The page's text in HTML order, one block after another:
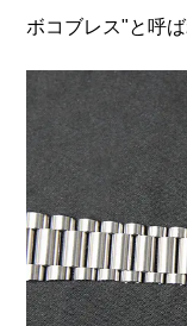
ボコブレス"と呼ば